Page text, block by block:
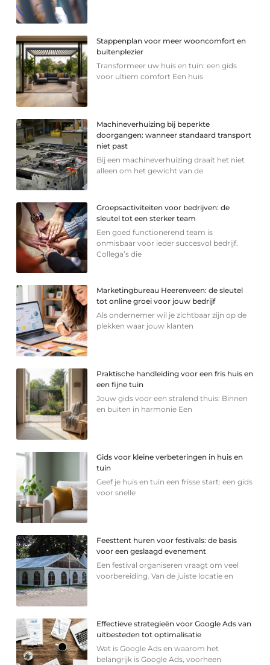
Stappenplan voor meer wooncomfort en
buitenplezier
Transformeer uw huis en tuin: een gids
voor ultiem comfort Een huis
Machineverhuizing bij beperkte
doorgangen: wanneer standaard transport
niet past
Bij een machineverhuizing draait het niet
alleen om het gewicht van de
Groepsactiviteiten voor bedrijven: de
sleutel tot een sterker team
Een goed functionerend team is
onmisbaar voor ieder succesvol bedrijf.
Collega’s die
Marketingbureau Heerenveen: de sleutel
tot online groei voor jouw bedrijf
Als ondernemer wil je zichtbaar zijn op de
plekken waar jouw klanten
Praktische handleiding voor een fris huis en
een fijne tuin
Jouw gids voor een stralend thuis: Binnen
en buiten in harmonie Een
Gids voor kleine verbeteringen in huis en
tuin
Geef je huis en tuin een frisse start: een gids
voor snelle
Feesttent huren voor festivals: de basis
voor een geslaagd evenement
Een festival organiseren vraagt om veel
voorbereiding. Van de juiste locatie en
Effectieve strategieën voor Google Ads van
uitbesteden tot optimalisatie
Wat is Google Ads en waarom het
belangrijk is Google Ads, voorheen